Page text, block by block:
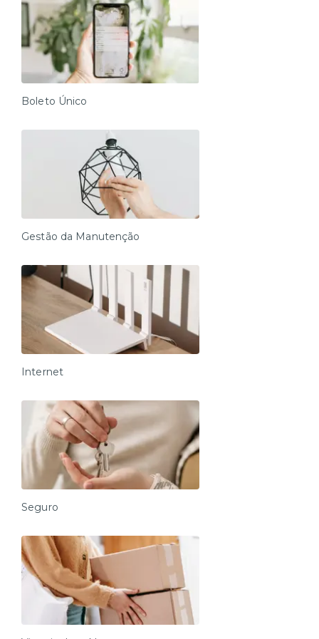
Boleto Único
Gestão da Manutenção
Internet
Seguro